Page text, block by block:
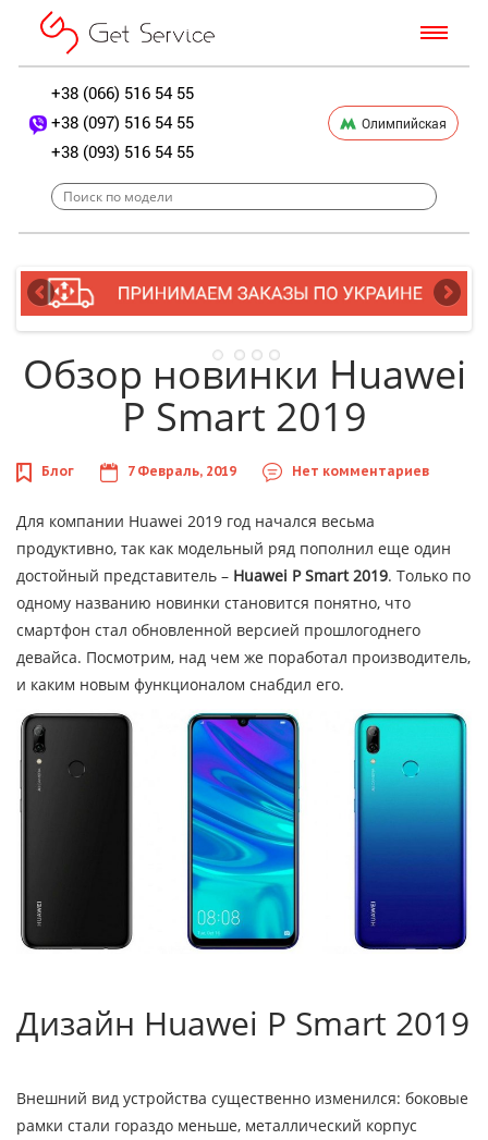
+38 (066) 516 54 55
+38 (097) 516 54 55
+38 (093) 516 54 55
Олимпийская
Обзор новинки Huawei
P Smart 2019
Блог 7 Февраль, 2019 Нет комментариев
Для компании Huawei 2019 год начался весьма
продуктивно, так как модельный ряд пополнил еще один
достойный представитель – Huawei P Smart 2019. Только по
одному названию новинки становится понятно, что
смартфон стал обновленной версией прошлогоднего
девайса. Посмотрим, над чем же поработал производитель,
и каким новым функционалом снабдил его.
Дизайн Huawei P Smart 2019
Внешний вид устройства существенно изменился: боковые
рамки стали гораздо меньше, металлический корпус